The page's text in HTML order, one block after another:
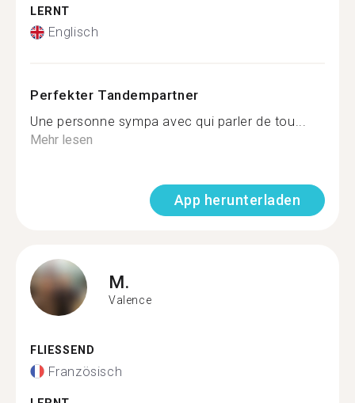
LERNT
Englisch
Perfekter Tandempartner
Une personne sympa avec qui parler de tou...
Mehr lesen
App herunterladen
M.
Valence
FLIESSEND
Französisch